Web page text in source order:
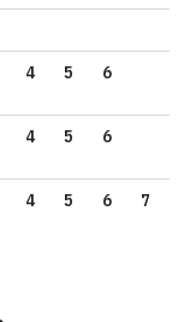
4 5 6
4 5 6
4 5 6 7